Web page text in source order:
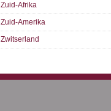
Zuid-Afrika
Zuid-Amerika
Zwitserland